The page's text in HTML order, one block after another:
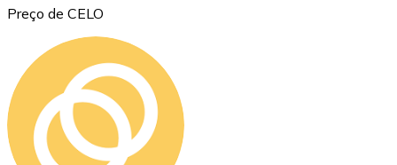
Bitcoin
BTC
Preço de CELO